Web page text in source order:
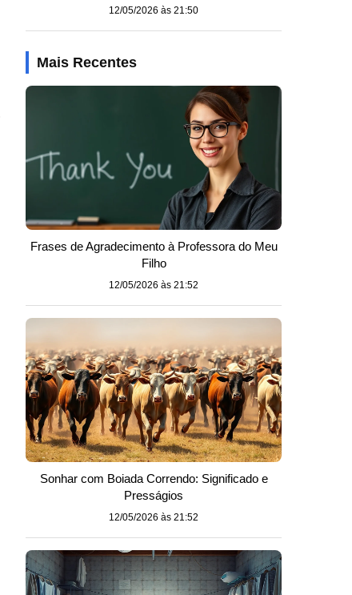
12/05/2026 às 21:50
Mais Recentes
Frases de Agradecimento à Professora do Meu
Filho
12/05/2026 às 21:52
Sonhar com Boiada Correndo: Significado e
Presságios
12/05/2026 às 21:52